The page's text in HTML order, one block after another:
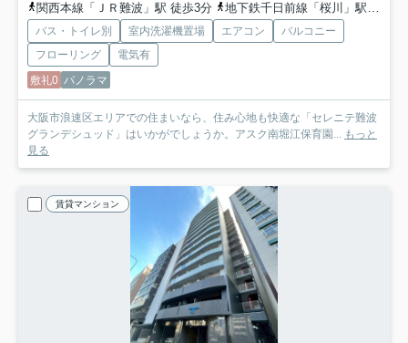
関西本線「ＪＲ難波」駅 徒歩3分
地下鉄千日前線「桜川」駅 徒歩4分
バス・トイレ別 室内洗濯機置場 エアコン
バルコニー
フローリング
電気有
敷礼0 パノラマ
大阪市浪速区エリアでの住まいなら、住み心地も快適な「セレニテ難波
グランデシュッド」はいかがでしょうか。アスク南堀江保育園... もっと
見る
賃貸マンション